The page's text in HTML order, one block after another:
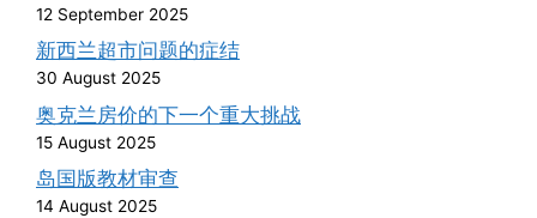
12 September 2025
新西兰超市问题的症结
30 August 2025
奥克兰房价的下一个重大挑战
15 August 2025
岛国版教材审查
14 August 2025